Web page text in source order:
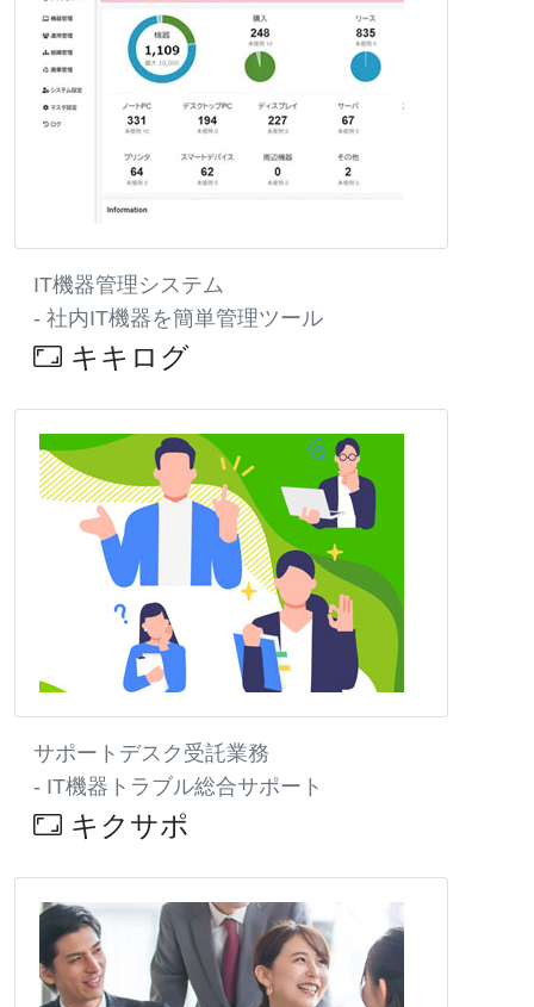
IT機器管理システム
- 社内IT機器を簡単管理ツール
キキログ
サポートデスク受託業務
- IT機器トラブル総合サポート
キクサポ